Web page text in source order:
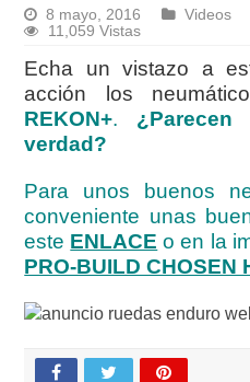
8 mayo, 2016 Videos
11,059 Vistas
Echa un vistazo a
acción los
REKON+.
¿Parecen
verdad?
Para unos buenos
conveniente unas
este ENLACE o en la
PRO-BUILD CHOSEN